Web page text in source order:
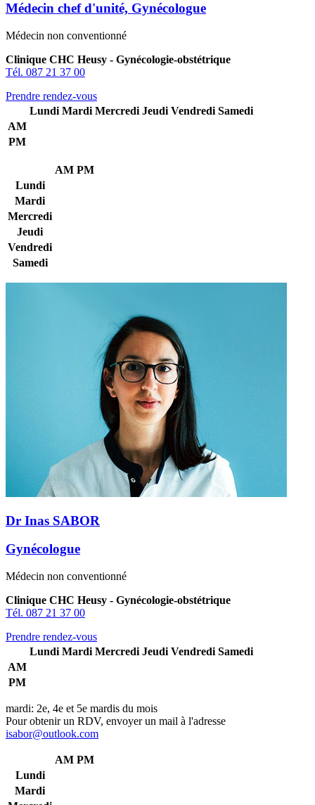
Médecin chef d'unité, Gynécologue
Médecin non conventionné
Clinique CHC Heusy - Gynécologie-obstétrique
Tél. 087 21 37 00
Prendre rendez-vous
Lundi Mardi Mercredi Jeudi Vendredi Samedi
AM
PM
AM PM
Lundi
Mardi
Mercredi
Jeudi
Vendredi
Samedi
Dr Inas SABOR
Gynécologue
Médecin non conventionné
Clinique CHC Heusy - Gynécologie-obstétrique
Tél. 087 21 37 00
Prendre rendez-vous
Lundi Mardi Mercredi Jeudi Vendredi Samedi
AM
PM
mardi: 2e, 4e et 5e mardis du mois
Pour obtenir un RDV, envoyer un mail à l'adresse
isabor@outlook.com
AM PM
Lundi
Mardi